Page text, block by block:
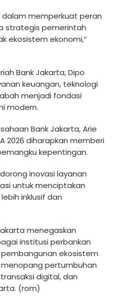
dalam memperkuat peran
strategis pemerintah
ekosistem ekonomi,”
Bank Jakarta, Dipo
keuangan, teknologi
menjadi fondasi
modern.
Bank Jakarta, Arie
2026 diharapkan memberi
kepentingan.
inovasi layanan
untuk menciptakan
inklusif dan
menegaskan
institusi perbankan
ekosistem
pertumbuhan
digital, dan
(rom)